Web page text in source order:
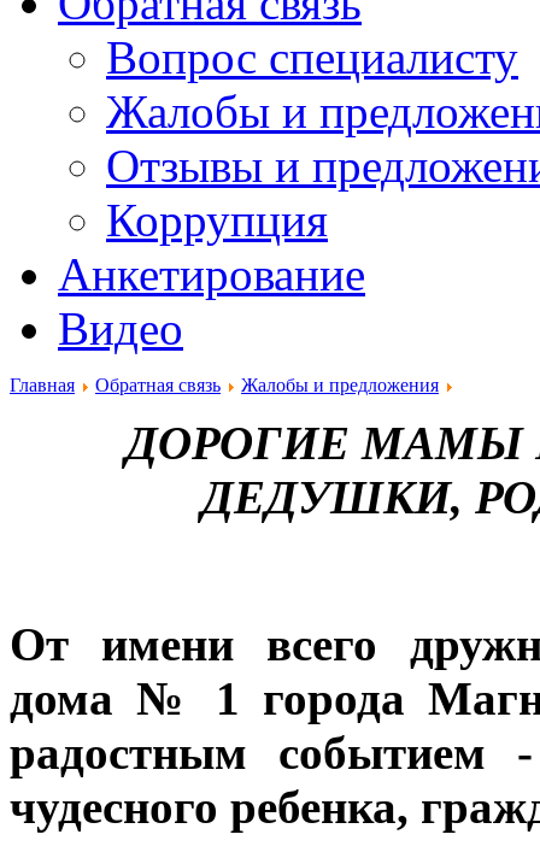
Вопрос специалисту
Жалобы и
Отзывы и
Коррупция
Анкетирование
Видео
Главная Обратная связь Жалобы и предложения
ДОРОГИЕ МАМЫ
ДЕДУШКИ,
От имени всего
дома № 1 города
радостным событием
чудесного ребенка,